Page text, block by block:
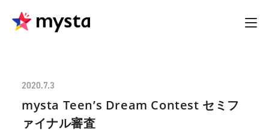
2020.7.3
mysta Teen’s Dream Contest セミフ
ァイナル審査